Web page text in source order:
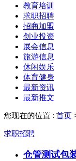
教育培训
求职招聘
招商加盟
创业投资
展会信息
旅游信息
休闲娱乐
体育健身
最新资讯
最新推文
您现在的位置 : 首页
求职招聘
仓管测试包